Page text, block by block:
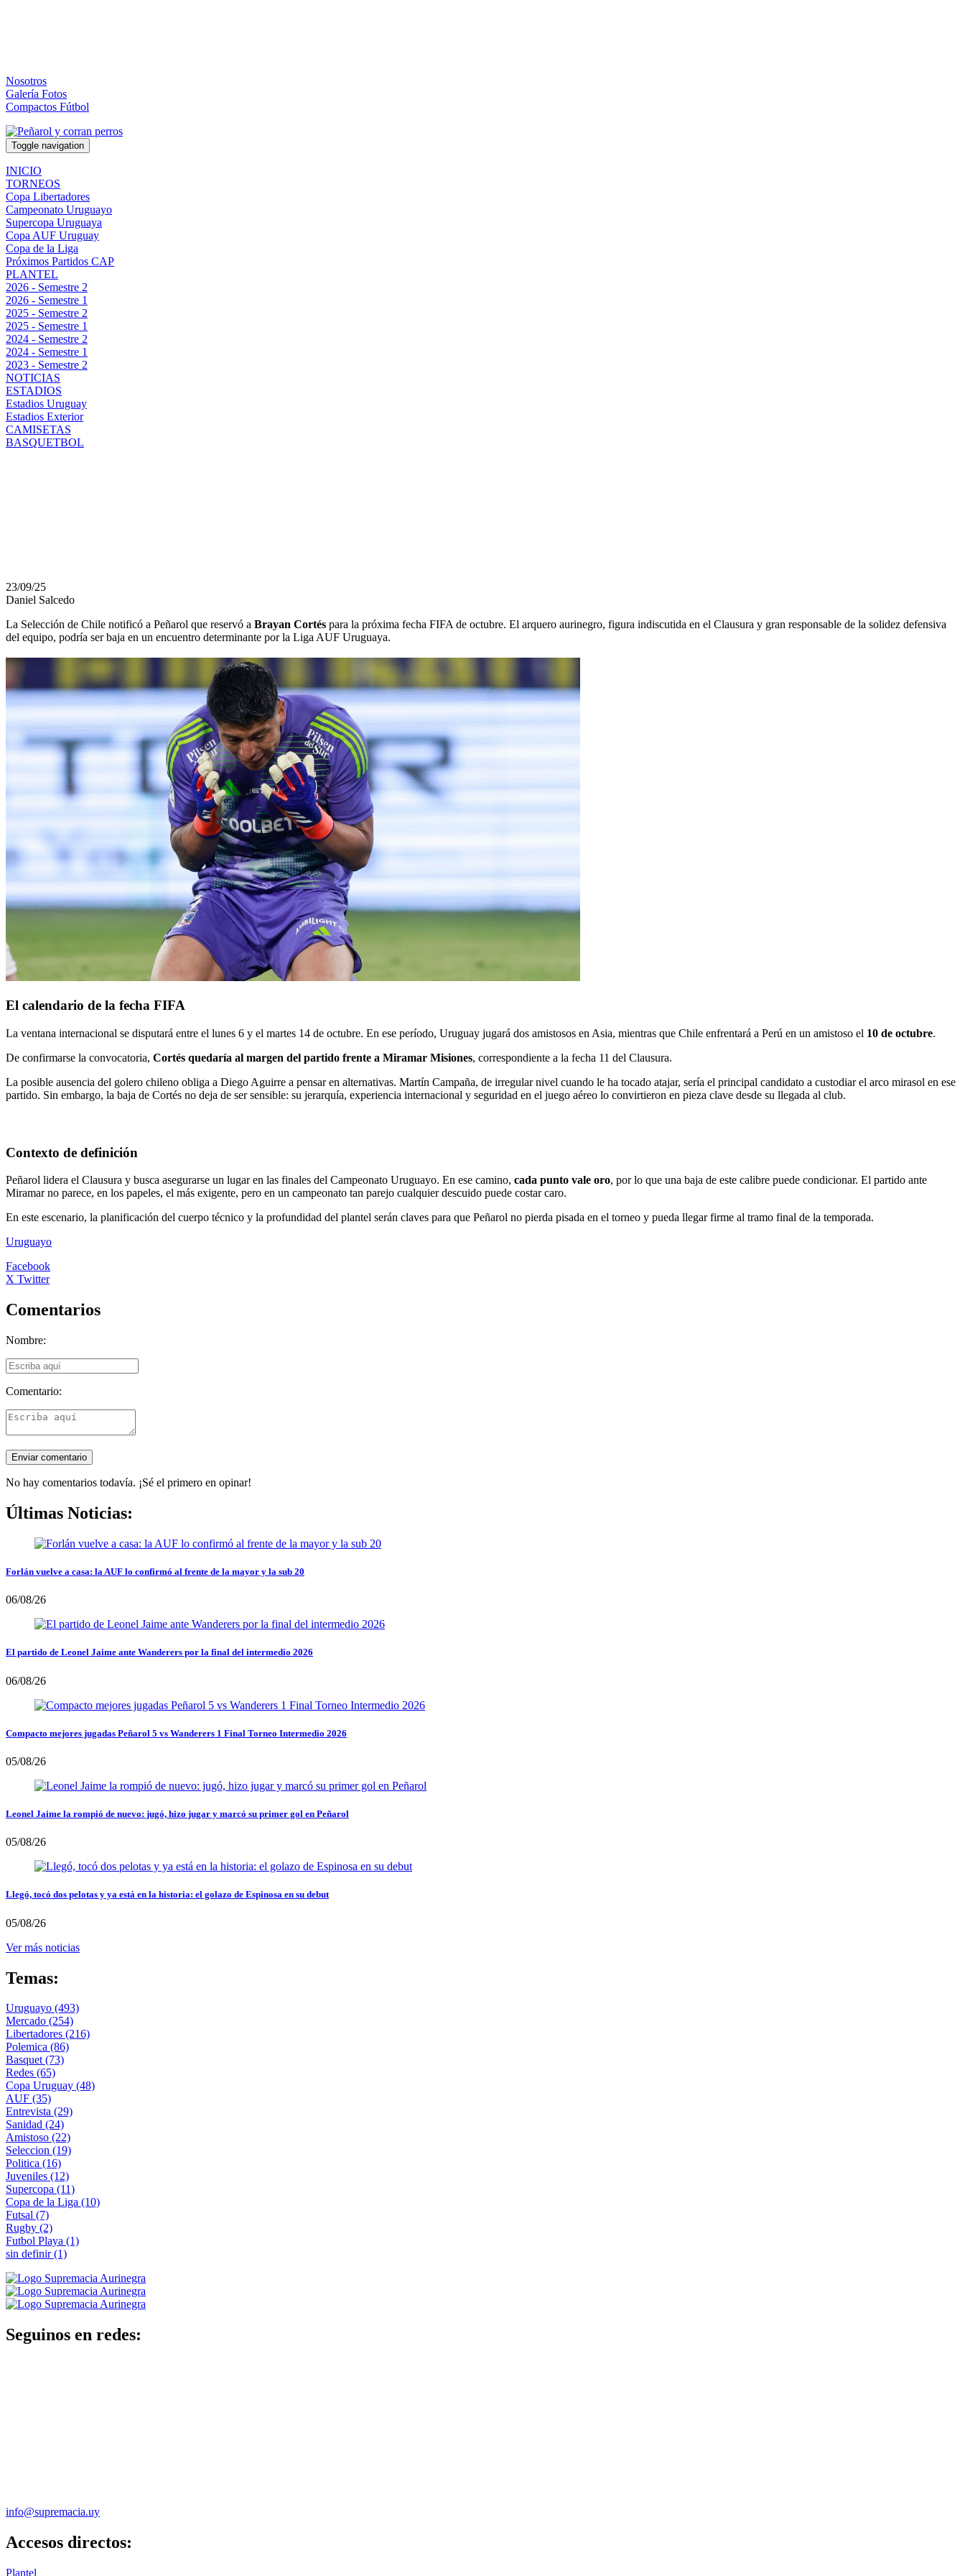
Nosotros
Galería Fotos
Compactos Fútbol
Toggle navigation
INICIO
TORNEOS
Copa Libertadores
Campeonato Uruguayo
Supercopa Uruguaya
Copa AUF Uruguay
Copa de la Liga
Próximos Partidos CAP
PLANTEL
2026 - Semestre 2
2026 - Semestre 1
2025 - Semestre 2
2025 - Semestre 1
2024 - Semestre 2
2024 - Semestre 1
2023 - Semestre 2
NOTICIAS
ESTADIOS
Estadios Uruguay
Estadios Exterior
CAMISETAS
BASQUETBOL
23/09/25
Daniel Salcedo
La Selección de Chile notificó a Peñarol que reservó a Brayan Cortés para la próxima fecha FIFA de octubre. El arquero aurinegro, figura indiscutida en el Clausura y gran responsable de la solidez defensiva
del equipo, podría ser baja en un encuentro determinante por la Liga AUF Uruguaya.
El calendario de la fecha FIFA
La ventana internacional se disputará entre el lunes 6 y el martes 14 de octubre. En ese período, Uruguay jugará dos amistosos en Asia, mientras que Chile enfrentará a Perú en un amistoso el 10 de octubre.
De confirmarse la convocatoria, Cortés quedaría al margen del partido frente a Miramar Misiones, correspondiente a la fecha 11 del Clausura.
La posible ausencia del golero chileno obliga a Diego Aguirre a pensar en alternativas. Martín Campaña, de irregular nivel cuando le ha tocado atajar, sería el principal candidato a custodiar el arco mirasol en ese
partido. Sin embargo, la baja de Cortés no deja de ser sensible: su jerarquía, experiencia internacional y seguridad en el juego aéreo lo convirtieron en pieza clave desde su llegada al club.
Contexto de definición
Peñarol lidera el Clausura y busca asegurarse un lugar en las finales del Campeonato Uruguayo. En ese camino, cada punto vale oro, por lo que una baja de este calibre puede condicionar. El partido ante
Miramar no parece, en los papeles, el más exigente, pero en un campeonato tan parejo cualquier descuido puede costar caro.
En este escenario, la planificación del cuerpo técnico y la profundidad del plantel serán claves para que Peñarol no pierda pisada en el torneo y pueda llegar firme al tramo final de la temporada.
Uruguayo
Facebook
X Twitter
Comentarios
Nombre:
Comentario:
No hay comentarios todavía. ¡Sé el primero en opinar!
Últimas Noticias:
Forlán vuelve a casa: la AUF lo confirmó al frente de la mayor y la sub 20
06/08/26
El partido de Leonel Jaime ante Wanderers por la final del intermedio 2026
06/08/26
Compacto mejores jugadas Peñarol 5 vs Wanderers 1 Final Torneo Intermedio 2026
05/08/26
Leonel Jaime la rompió de nuevo: jugó, hizo jugar y marcó su primer gol en Peñarol
05/08/26
Llegó, tocó dos pelotas y ya está en la historia: el golazo de Espinosa en su debut
05/08/26
Ver más noticias
Temas:
Uruguayo (493)
Mercado (254)
Libertadores (216)
Polemica (86)
Basquet(73)
Redes (65)
Copa Uruguay (48)
AUF (35)
Entrevista (29)
Sanidad (24)
Amistoso (22)
Seleccion (19)
Politica (16)
Juveniles (12)
Supercopa (11)
Copa de la Liga (10)
Futsal (7)
Rugby (2)
Futbol Playa (1)
sin definir(1)
Seguinos en redes:
info@supremacia.uy
Accesos directos:
Plantel